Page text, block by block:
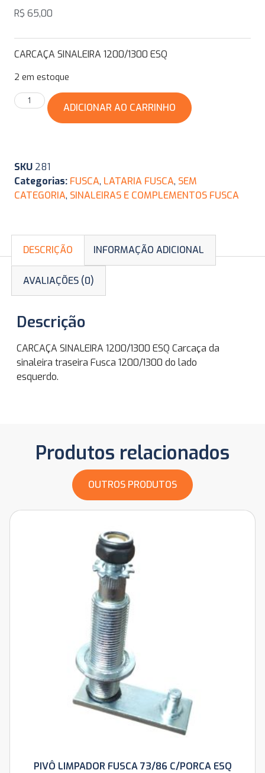
R$ 65,00
CARCAÇA SINALEIRA 1200/1300 ESQ
2 em estoque
ADICIONAR AO CARRINHO
SKU 281
Categorias: FUSCA, LATARIA FUSCA, SEM
CATEGORIA, SINALEIRAS E COMPLEMENTOS FUSCA
DESCRIÇÃO INFORMAÇÃO ADICIONAL
AVALIAÇÕES (0)
Descrição
CARCAÇA SINALEIRA 1200/1300 ESQ Carcaça da
sinaleira traseira Fusca 1200/1300 do lado
esquerdo.
Produtos relacionados
OUTROS PRODUTOS
PIVÔ LIMPADOR FUSCA 73/86 C/PORCA ESQ